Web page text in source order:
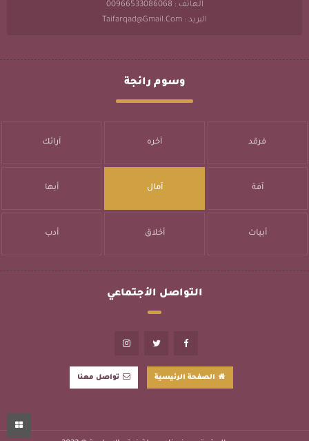
الهاتف : 00966533086068
البريد : Taifarqad@gmail.com
وسوم رائجة
فرقد آخره آرائك
آفة آمال أبها
أبيات أخلاق أدب
التواصل الأجتماعي
الصفحة الرئيسية تواصل معنا